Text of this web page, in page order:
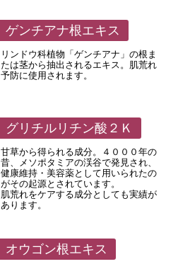
ゲンチアナ根エキス
リンドウ科植物「ゲンチアナ」の根ま
たは茎から抽出されるエキス。肌荒れ
予防に使用されます。
グリチルリチン酸２Ｋ
甘草から得られる成分。４０００年の
昔、メソポタミアの渓谷で発見され、
健康維持・美容薬として用いられたの
がその起源とされています。
肌荒れをケアする成分としても実績が
あります。
オウゴン根エキス